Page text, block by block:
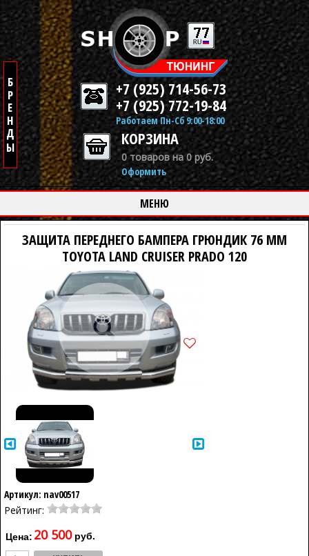
+7 (925) 714-56-73
+7 (925) 772-19-84
Работаем Пн-Сб 9:00-18:00
КОРЗИНА
0 товаров на 0 руб.
Оформить
МЕНЮ
ЗАЩИТА ПЕРЕДНЕГО БАМПЕРА ГРЮНДИК 76 ММ
TOYOTA LAND CRUISER PRADO 120
Артикул: nav00517
Рейтинг:
Цена: 20 500руб.